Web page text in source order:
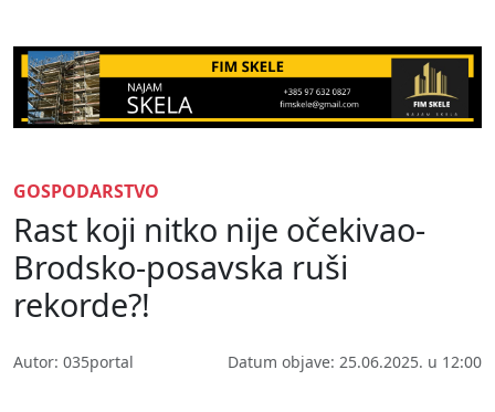
GOSPODARSTVO
Rast koji nitko nije očekivao-
Brodsko-posavska ruši
rekorde?!
Autor: 035portal Datum objave: 25.06.2025. u 12:00